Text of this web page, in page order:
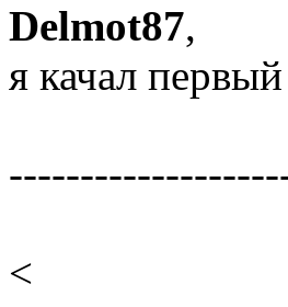
Delmot87,
я качал
<